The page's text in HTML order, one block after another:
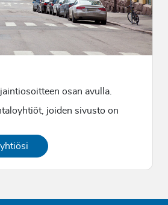
osan avulla.
joiden sivusto on